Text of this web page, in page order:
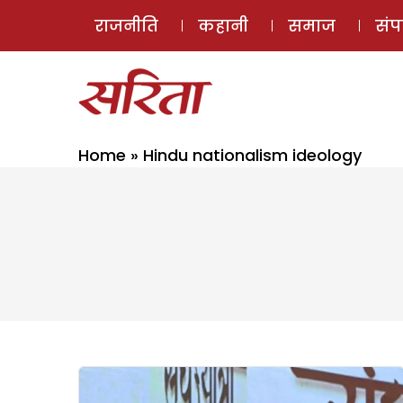
राजनीति कहानी समाज
Home » Hindu nationalism ideology